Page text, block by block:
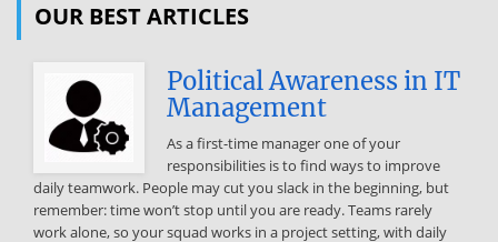
OUR BEST ARTICLES
Political Awareness in IT
Management
As a first-time manager one of your
responsibilities is to find ways to improve
daily teamwork. People may cut you slack in the beginning, but
remember: time won’t stop until you are ready. Teams rarely
work alone, so your squad works in a project setting, with daily